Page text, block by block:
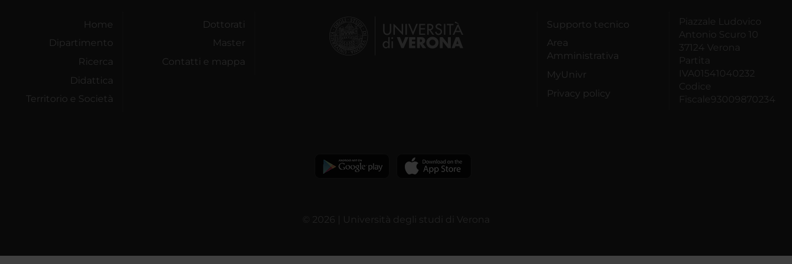
Home
Dipartimento
Ricerca
Didattica
Territorio e Società
Dottorati
Master
Contatti e mappa
Supporto tecnico
Area
Amministrativa
MyUnivr
Privacy policy
Piazzale Ludovico
Antonio Scuro 10
37124 Verona
Partita
IVA01541040232
Codice
Fiscale93009870234
© 2026 | Università degli studi di Verona